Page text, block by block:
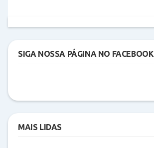
SIGA NOSSA PÁGINA NO FACEBOOK
MAIS LIDAS